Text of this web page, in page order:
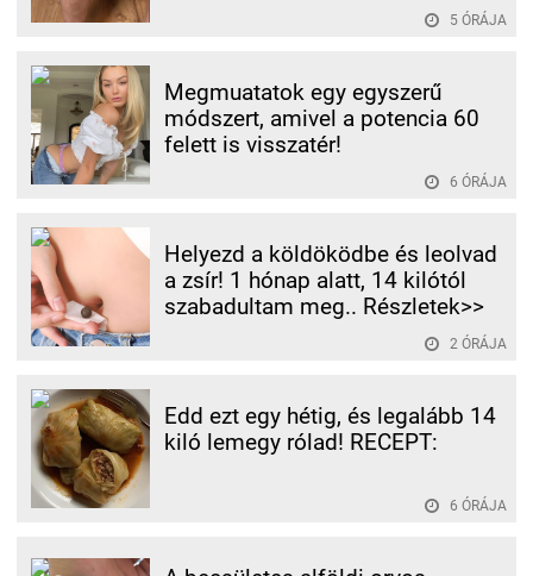
5 ÓRÁJA
Megmuatatok egy egyszerű
módszert, amivel a potencia 60
felett is visszatér!
6 ÓRÁJA
Helyezd a köldöködbe és leolvad
a zsír! 1 hónap alatt, 14 kilótól
szabadultam meg.. Részletek>>
2 ÓRÁJA
Edd ezt egy hétig, és legalább 14
kiló lemegy rólad! RECEPT:
6 ÓRÁJA